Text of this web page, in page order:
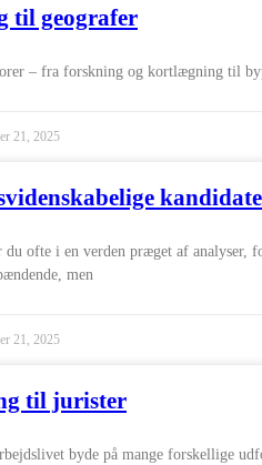
til geografer
– fra forskning og kortlægning til
21, 2025
ofte i en verden præget af analyser,
men
21, 2025
til jurister
byde på mange forskellige